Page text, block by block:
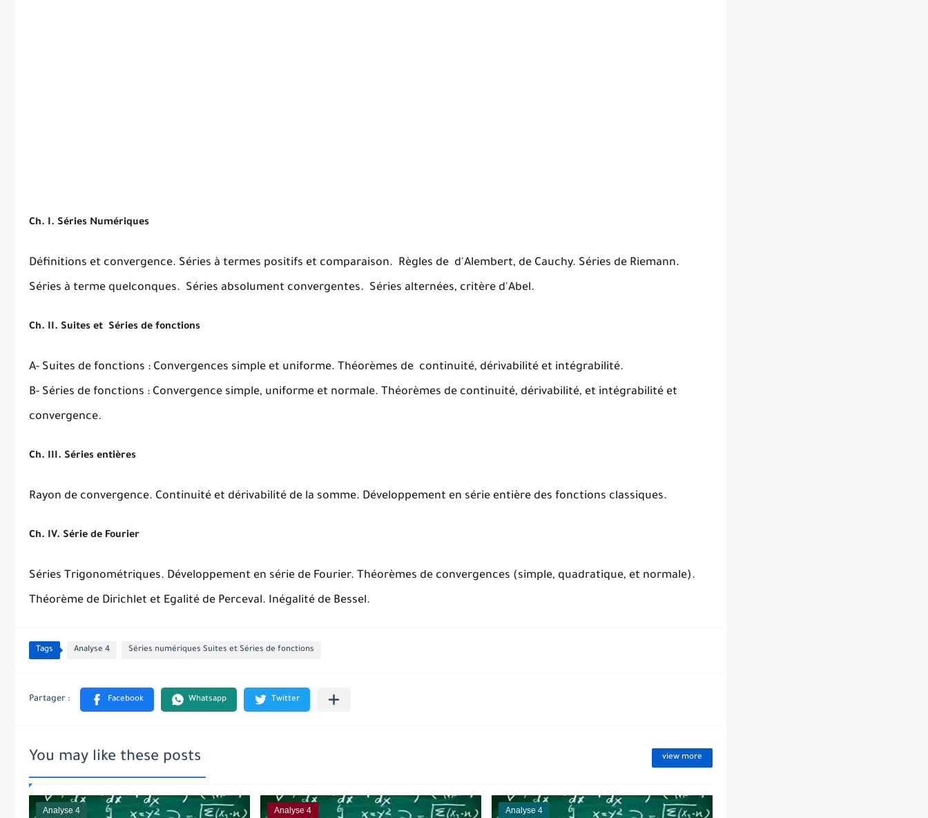
Ch. I. Séries Numériques
Définitions et convergence. Séries à termes positifs et comparaison. Règles de d'Alembert, de Cauchy. Séries de Riemann.
Séries à terme quelconques. Séries absolument convergentes. Séries alternées, critère d'Abel.
Ch. II. Suites et Séries de fonctions
A- Suites de fonctions : Convergences simple et uniforme. Théorèmes de continuité, dérivabilité et intégrabilité.
B- Séries de fonctions : Convergence simple, uniforme et normale. Théorèmes de continuité, dérivabilité, et intégrabilité et
convergence.
Ch. III. Séries entières
Rayon de convergence. Continuité et dérivabilité de la somme. Développement en série entière des fonctions classiques.
Ch. IV. Série de Fourier
Séries Trigonométriques. Développement en série de Fourier. Théorèmes de convergences (simple, quadratique, et normale).
Théorème de Dirichlet et Egalité de Perceval. Inégalité de Bessel.
Tags Analyse 4 Séries numériques Suites et Séries de fonctions
You may like these posts view more
Analyse 4 Analyse 4 Analyse 4